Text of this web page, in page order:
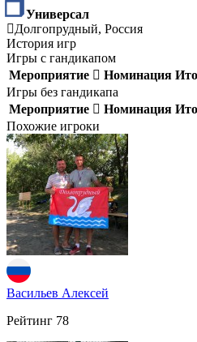
Универсал
Долгопрудный, Россия
История игр
Игры с гандикапом
Мероприятие
Номинация
Игры без гандикапа
Мероприятие
Номинация
Похожие игроки
Васильев Алексей
Рейтинг 78